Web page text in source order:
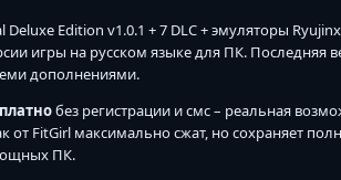
Deluxe Edition v1.0.1 + 7 DLC + эмуляторы
игры на русском языке для ПК. Последняя
дополнениями.
без регистрации и смс – реальная
FitGirl максимально сжат, но сохраняет
ПК.